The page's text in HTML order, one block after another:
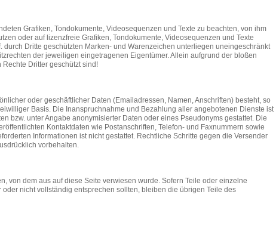
Grafiken, Tondokumente, Videosequenzen und Texte zu beachten, von ihm
oder auf lizenzfreie Grafiken, Tondokumente, Videosequenzen und Texte
Dritte geschützten Marken- und Warenzeichen unterliegen uneingeschränkt
der jeweiligen eingetragenen Eigentümer. Allein aufgrund der bloßen
Dritter geschützt sind!
oder geschäftlicher Daten (Emailadressen, Namen, Anschriften) besteht, so
Basis. Die Inanspruchnahme und Bezahlung aller angebotenen Dienste ist
bzw. unter Angabe anonymisierter Daten oder eines Pseudonyms gestattet. Die
Kontaktdaten wie Postanschriften, Telefon- und Faxnummern sowie
Informationen ist nicht gestattet. Rechtliche Schritte gegen die Versender
vorbehalten.
von dem aus auf diese Seite verwiesen wurde. Sofern Teile oder einzelne
nicht vollständig entsprechen sollten, bleiben die übrigen Teile des